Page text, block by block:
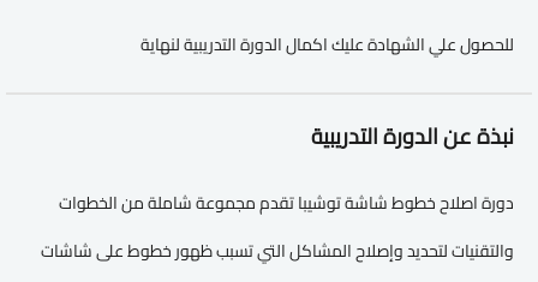
للحصول علي الشهادة عليك اكمال الدورة التدريبية لنهاية
نبذة عن الدورة التدريبية
دورة اصلاح خطوط شاشة توشيبا تقدم مجموعة شاملة من الخطوات
والتقنيات لتحديد وإصلاح المشاكل التي تسبب ظهور خطوط على شاشات